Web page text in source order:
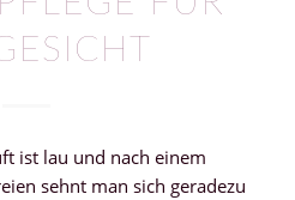
ist lau und nach einem
sehnt man sich geradezu